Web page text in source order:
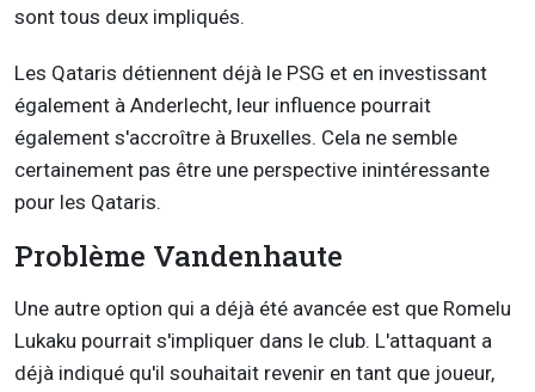
sont tous deux impliqués.
Les Qataris détiennent déjà le PSG et en investissant
également à Anderlecht, leur influence pourrait
également s'accroître à Bruxelles. Cela ne semble
certainement pas être une perspective inintéressante
pour les Qataris.
Problème Vandenhaute
Une autre option qui a déjà été avancée est que Romelu
Lukaku pourrait s'impliquer dans le club. L'attaquant a
déjà indiqué qu'il souhaitait revenir en tant que joueur,